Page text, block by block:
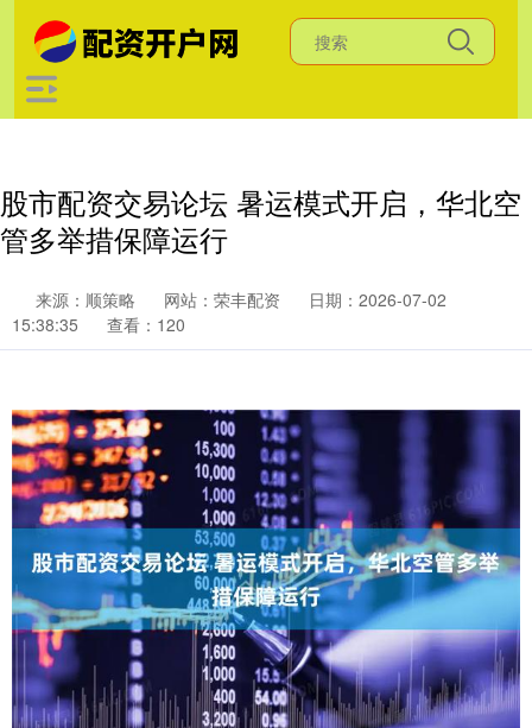
股市配资交易论坛 暑运模式开启，华北空
管多举措保障运行
来源：顺策略 网站：荣丰配资
日期：2026-07-02
15:38:35
查看：120